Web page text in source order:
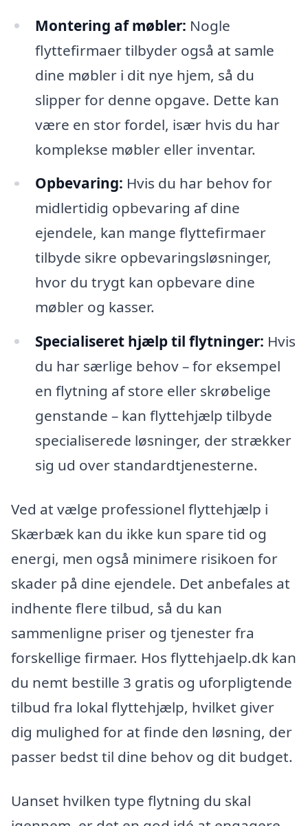
Montering af møbler: Nogle
flyttefirmaer tilbyder også at samle
dine møbler i dit nye hjem, så du
slipper for denne opgave. Dette kan
være en stor fordel, især hvis du har
komplekse møbler eller inventar.
Opbevaring: Hvis du har behov for
midlertidig opbevaring af dine
ejendele, kan mange flyttefirmaer
tilbyde sikre opbevaringsløsninger,
hvor du trygt kan opbevare dine
møbler og kasser.
Specialiseret hjælp til flytninger: Hvis
du har særlige behov – for eksempel
en flytning af store eller skrøbelige
genstande – kan flyttehjælp tilbyde
specialiserede løsninger, der strækker
sig ud over standardtjenesterne.
Ved at vælge professionel flyttehjælp i
Skærbæk kan du ikke kun spare tid og
energi, men også minimere risikoen for
skader på dine ejendele. Det anbefales at
indhente flere tilbud, så du kan
sammenligne priser og tjenester fra
forskellige firmaer. Hos flyttehjaelp.dk kan
du nemt bestille 3 gratis og uforpligtende
tilbud fra lokal flyttehjælp, hvilket giver
dig mulighed for at finde den løsning, der
passer bedst til dine behov og dit budget.
Uanset hvilken type flytning du skal